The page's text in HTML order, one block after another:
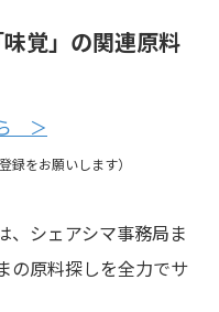
覚」の関連原料
ら ＞
録をお願いします）
、シェアシマ事務局ま
の原料探しを全力でサ